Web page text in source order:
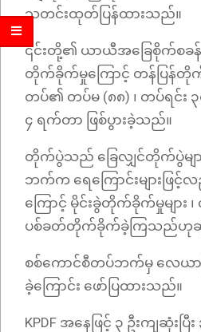
သတင်းထုတ်ပြန်ထားသည်။
၎င်းတို့၏ ယာယီအခြေစိုက်စခ
တိုက်ခိုက်မှုကြောင့် တန်ပြန်တိုက်
တပ်၏ တပ်မ (၈၈) ၊ တပ်ရင်း
၄ ရက်တာ ဖြစ်ပွားခဲ့သည်။
တိုက်ပွဲသည် ခြေလျှင်တိုက်ပွဲမျာ
ဘက်က ရေကြောင်းများဖြင့်
ကြောင့် မိုင်းခွဲတိုက်ခိုက်မှုများ ၊
ပစ်ခတ်တိုက်ခိုက်ခဲ့ကြသည်ဟု
စစ်ကောင်စီတပ်ဘက်မှ လေယာဉ်မ
ခဲ့ကြောင်း ဖော်ပြထားသည်။
KPDF အနေဖြင့် ၃ ဦးကျဆုံး